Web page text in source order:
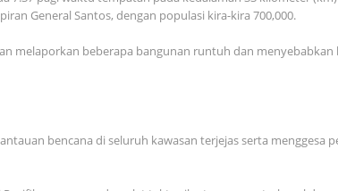
General Santos, dengan populasi kira-kira 700,000.
melaporkan beberapa bangunan runtuh dan menyebabkan
bencana di seluruh kawasan terjejas serta menggesa